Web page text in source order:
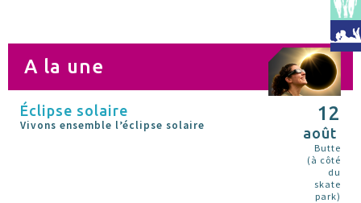
A la une
Éclipse solaire
Vivons ensemble l’éclipse solaire
12
août
Butte
(à côté
du
skate
park)